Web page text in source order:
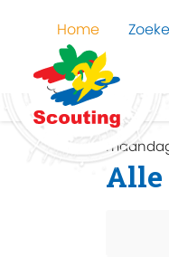
Home
Home
Alle